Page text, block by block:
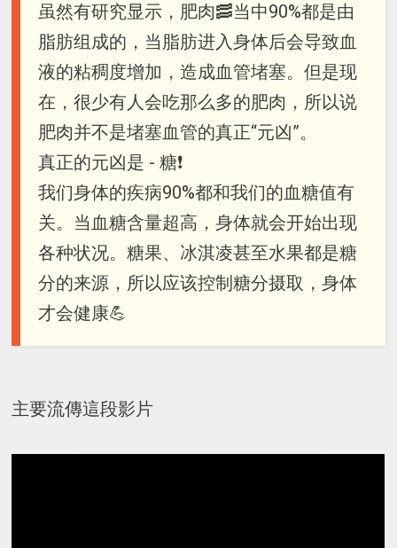
虽然有研究显示，肥肉🥓当中90%都是由
脂肪组成的，当脂肪进入身体后会导致血
液的粘稠度增加，造成血管堵塞。但是现
在，很少有人会吃那么多的肥肉，所以说
肥肉并不是堵塞血管的真正“元凶”。
真正的元凶是 - 糖❗️
我们身体的疾病90%都和我们的血糖值有
关。当血糖含量超高，身体就会开始出现
各种状况。糖果、冰淇凌甚至水果都是糖
分的来源，所以应该控制糖分摄取，身体
才会健康💪
主要流傳這段影片